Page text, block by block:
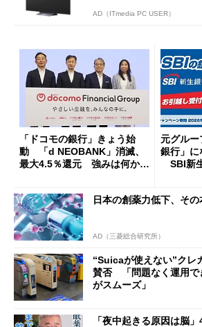
AD（ITmedia PC USER）
「ドコモの銀行」きょう始
動 「d NEOBANK」消滅、
最大4.5％還元 強みは何か解
元グル
銀行」に
SBI新
開催
日本の創薬力低下、そ
AD（三菱総合研究所）
“Suicaが使えない”クレ
賛否 「問題なく運用で
がスムーズ」
「夜中起きる原因は脳